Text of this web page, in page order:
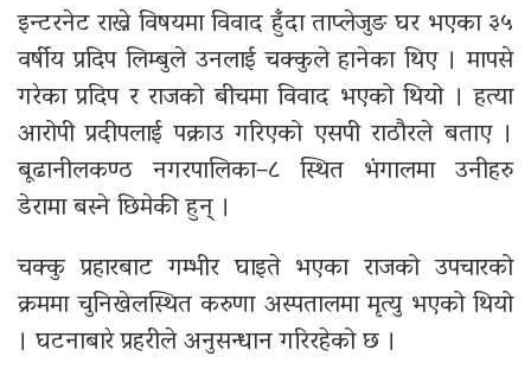
इन्टरनेट राख्ने विषयमा विवाद हुँदा ताप्लेजुङ घर भएका ३५
वर्षीय प्रदिप लिम्बुले उनलाई चक्कुले हानेका थिए । मापसे
गरेका प्रदिप र राजको बीचमा विवाद भएको थियो । हत्या
आरोपी प्रदीपलाई पक्राउ गरिएको एसपी राठौरले बताए ।
बूढानीलकण्ठ नगरपालिका–८ स्थित भंगालमा उनीहरु
डेरामा बस्ने छिमेकी हुन् ।
चक्कु प्रहारबाट गम्भीर घाइते भएका राजको उपचारको
क्रममा चुनिखेलस्थित करुणा अस्पतालमा मृत्यु भएको थियो
। घटनाबारे प्रहरीले अनुसन्धान गरिरहेको छ ।